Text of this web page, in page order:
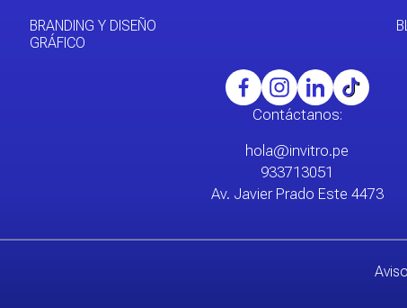
BRANDING Y DISEÑO
GRÁFICO
Contáctanos:
hola@invitro.pe
933713051
Av. Javier Prado Este 4473